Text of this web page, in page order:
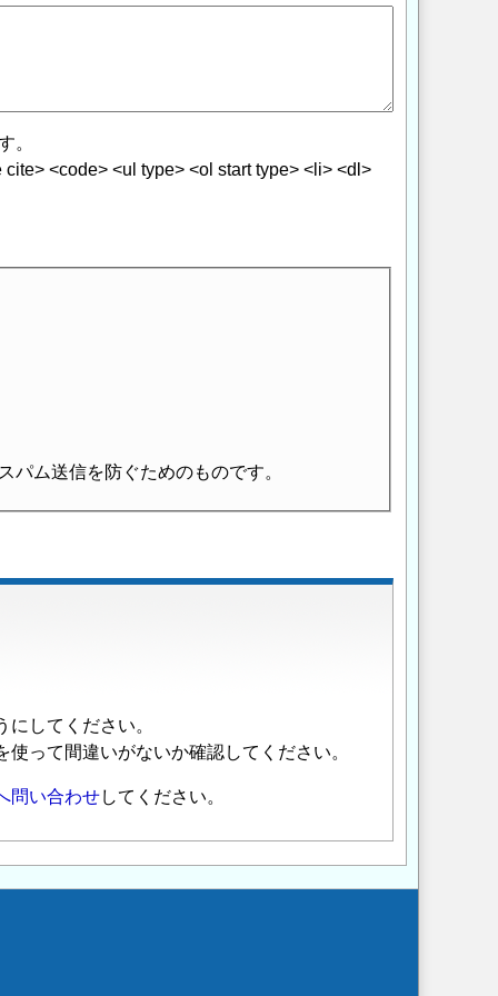
。
<code> <ul type> <ol start type> <li> <dl>
ム送信を防ぐためのものです。
してください。
って間違いがないか確認してください。
問い合わせしてください。